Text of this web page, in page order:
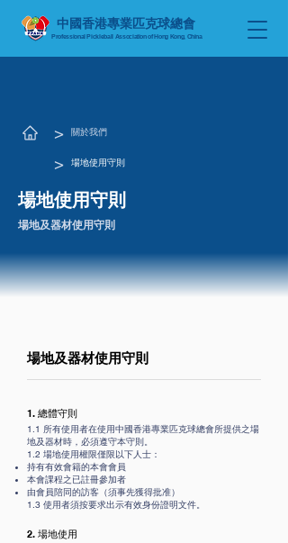
Professional Pickleball Associationof Hong Kong, China
中國香港專業匹克球總會
​> 關於我們
​> 場地使用守則
場地使用守則
場地及器材使用守則
場地及器材使用守則
1. 總體守則
1.1 所有使用者在使用中國香港專業匹克球總會所提供之場
地及器材時，必須遵守本守則。
1.2 場地使用權限僅限以下人士：
持有有效會籍的本會會員
本會課程之已註冊參加者
由會員陪同的訪客（須事先獲得批准）
1.3 使用者須按要求出示有效身份證明文件。
2. 場地使用